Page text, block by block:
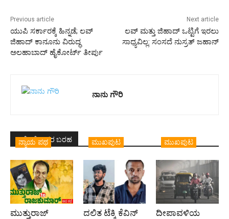
Previous article
ಯುಪಿ ಸರ್ಕಾರಕ್ಕೆ ಹಿನ್ನಡೆ; ಲವ್
ಜಿಹಾದ್ ಕಾನೂನು ವಿರುದ್ಧ
ಅಲಹಾಬಾದ್ ಹೈಕೋರ್ಟ್ ತೀರ್ಪು
Next article
ಲವ್ ಮತ್ತು ಜಿಹಾದ್ ಒಟ್ಟಿಗೆ ಇರಲು
ಸಾಧ್ಯವಿಲ್ಲ: ಸಂಸದೆ ನುಸ್ರತ್ ಜಹಾನ್
ನಾನು ಗೌರಿ
ಇದೇ ಲೇಖಕರ ಬರಹ
ನ್ಯಾಯ ಪಥ
ಮುತ್ತುರಾಜ್
ಮುಖಪುಟ
ದಲಿತ ಟೆಕ್ಕಿ ಕೆವಿನ್
ಮುಖಪುಟ
ದೀಪಾವಳಿಯ